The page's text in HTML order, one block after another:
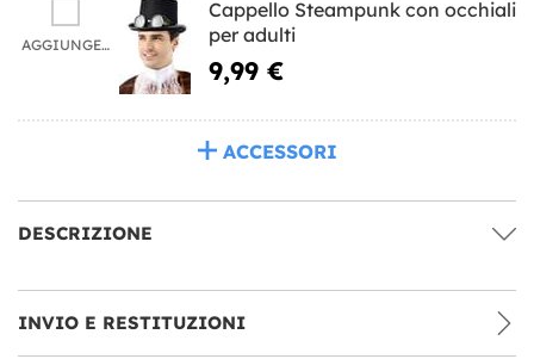
AGGIUNGERE
Cappello Steampunk con occhiali
per adulti
9,99 €
ACCESSORI
DESCRIZIONE
INVIO E RESTITUZIONI